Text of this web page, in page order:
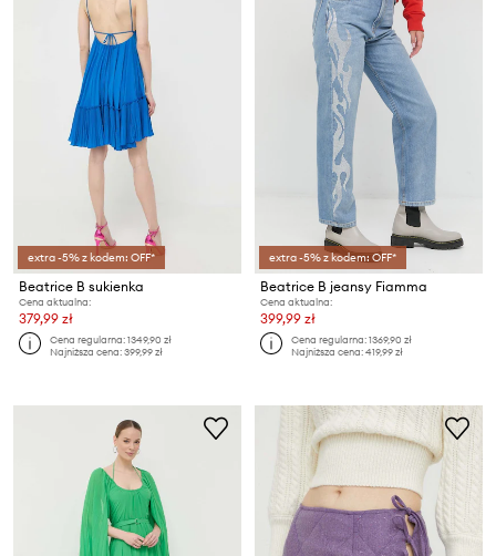
extra -5% z kodem: OFF*
Beatrice B sukienka
Cena aktualna:
379,99 zł
Cena regularna:1349,90 zł
Najniższa cena:399,99 zł
extra -5% z kodem: OFF*
Beatrice B jeansy Fiamma
Cena aktualna:
399,99 zł
Cena regularna:1369,90 zł
Najniższa cena:419,99 zł